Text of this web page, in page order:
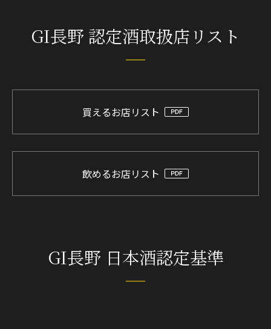
GI長野 認定酒取扱店リスト
買えるお店リスト
飲めるお店リスト
GI長野 日本酒認定基準